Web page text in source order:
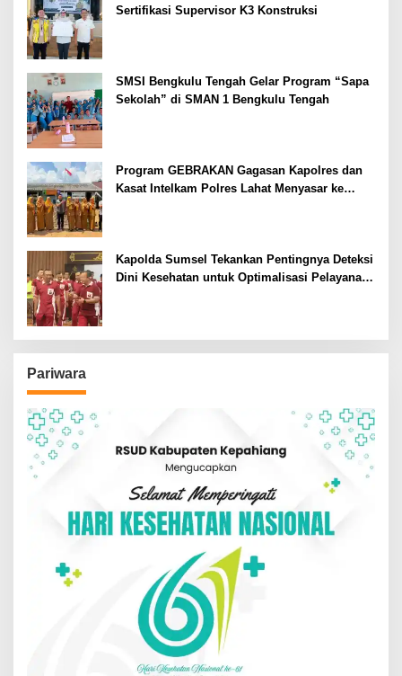
Sertifikasi Supervisor K3 Konstruksi
SMSI Bengkulu Tengah Gelar Program “Sapa
Sekolah” di SMAN 1 Bengkulu Tengah
Program GEBRAKAN Gagasan Kapolres dan
Kasat Intelkam Polres Lahat Menyasar ke
Kapolda Sumsel Tekankan Pentingnya Deteksi
Dini Kesehatan untuk Optimalisasi Pelayanan
Pariwara